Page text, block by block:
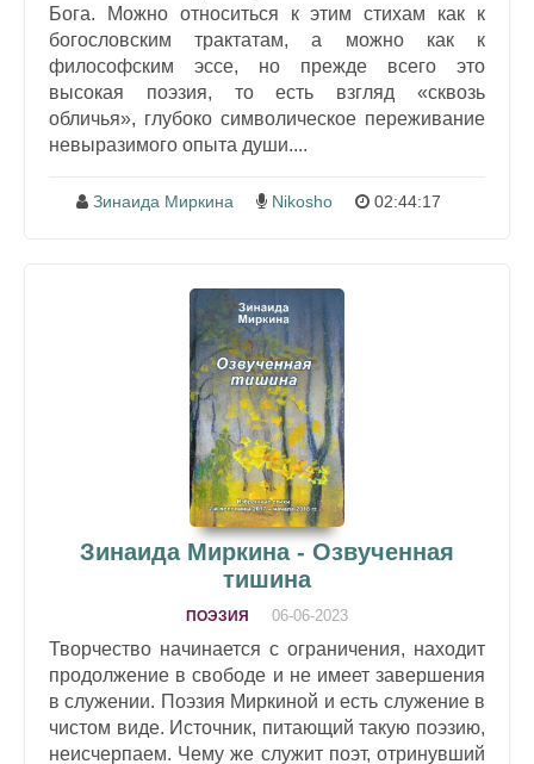
Бога. Можно относиться к этим стихам как к
богословским трактатам, а можно как к
философским эссе, но прежде всего это
высокая поэзия, то есть взгляд «сквозь
обличья», глубоко символическое переживание
невыразимого опыта души....
Зинаида Миркина Nikosho 02:44:17
Зинаида Миркина - Озвученная
тишина
ПОЭЗИЯ 06-06-2023
Творчество начинается с ограничения, находит
продолжение в свободе и не имеет завершения
в служении. Поэзия Миркиной и есть служение в
чистом виде. Источник, питающий такую поэзию,
неисчерпаем. Чему же служит поэт, отринувший